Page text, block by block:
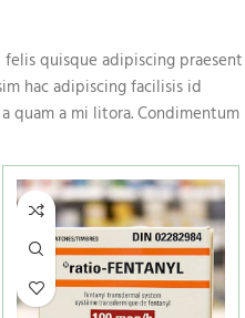
quisque adipiscing praesent
hac adipiscing facilisis id
quam a mi litora. Condimentum